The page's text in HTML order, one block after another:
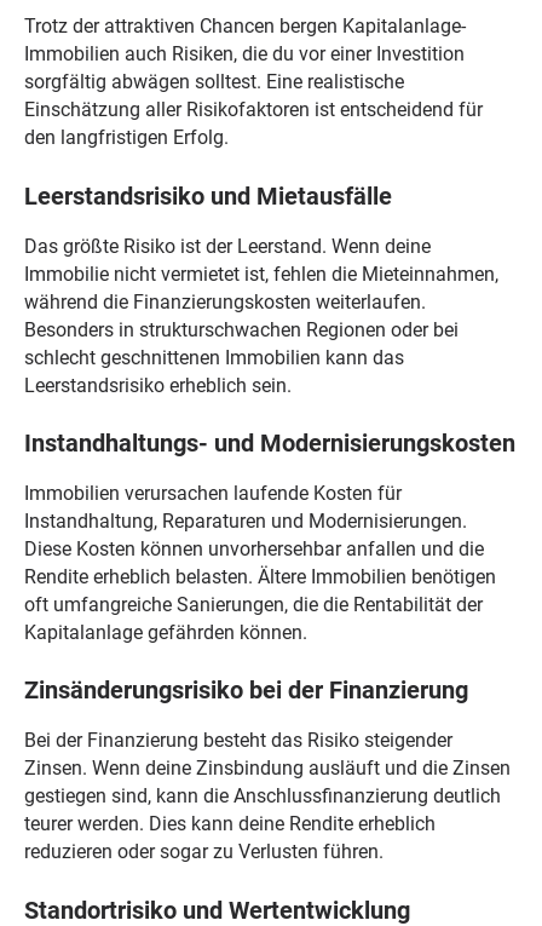
Trotz der attraktiven Chancen bergen Kapitalanlage-
Immobilien auch Risiken, die du vor einer Investition
sorgfältig abwägen solltest. Eine realistische
Einschätzung aller Risikofaktoren ist entscheidend für
den langfristigen Erfolg.
Leerstandsrisiko und Mietausfälle
Das größte Risiko ist der Leerstand. Wenn deine
Immobilie nicht vermietet ist, fehlen die Mieteinnahmen,
während die Finanzierungskosten weiterlaufen.
Besonders in strukturschwachen Regionen oder bei
schlecht geschnittenen Immobilien kann das
Leerstandsrisiko erheblich sein.
Instandhaltungs- und Modernisierungskosten
Immobilien verursachen laufende Kosten für
Instandhaltung, Reparaturen und Modernisierungen.
Diese Kosten können unvorhersehbar anfallen und die
Rendite erheblich belasten. Ältere Immobilien benötigen
oft umfangreiche Sanierungen, die die Rentabilität der
Kapitalanlage gefährden können.
Zinsänderungsrisiko bei der Finanzierung
Bei der Finanzierung besteht das Risiko steigender
Zinsen. Wenn deine Zinsbindung ausläuft und die Zinsen
gestiegen sind, kann die Anschlussfinanzierung deutlich
teurer werden. Dies kann deine Rendite erheblich
reduzieren oder sogar zu Verlusten führen.
Standortrisiko und Wertentwicklung